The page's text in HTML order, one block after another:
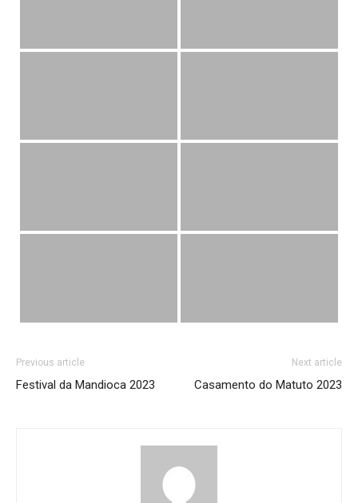
Previous article
Festival da Mandioca 2023
Next article
Casamento do Matuto 2023